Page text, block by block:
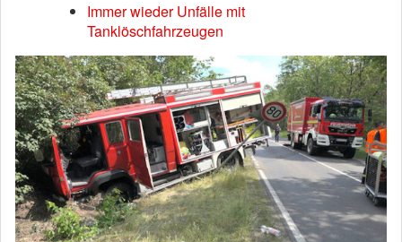
Immer wieder Unfälle mit
Tanklöschfahrzeugen